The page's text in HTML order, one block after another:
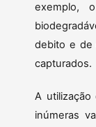
exemplo,
debito e de
capturados.
A utilização
inúmeras